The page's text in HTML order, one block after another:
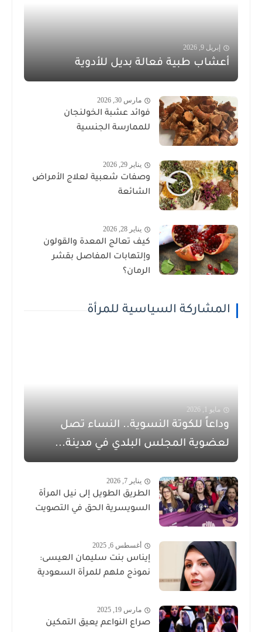
إبريل 9, 2026
أعشاب طبية فعالة بديل للأدوية
مارس 30, 2026
فوائد عشبة الخولنجان
للممارسة الجنسية
يناير 29, 2026
وصفات شعبية لعلاج الأمراض
الشائعة
يناير 28, 2026
كيف تعالج المعدة والقولون
وإلتهابات المفاصل بقشر
الرمان؟
المشاركة السياسية للمرأة
مايو 1, 2026
وداعاً للكوتة النسوية.. النساء تصل
لعضوية المجلس البلدي في مدينة...
يناير 7, 2026
الطريق الطويل إلى نيل المرأة
السويسرية الحق في التصويت
أغسطس 6, 2025
إيناس بنت سليمان العيسى:
نموذج ملهم للمرأة السعودية
مارس 19, 2025
صراع النواعم يعيق التمكين